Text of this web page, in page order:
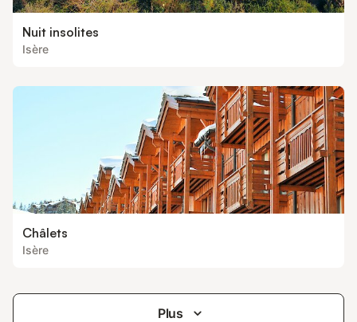
Nuit insolites
Isère
Châlets
Isère
Plus